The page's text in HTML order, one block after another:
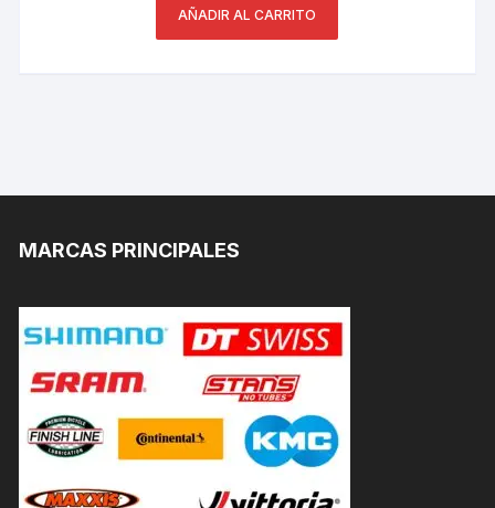
AÑADIR AL CARRITO
MARCAS PRINCIPALES